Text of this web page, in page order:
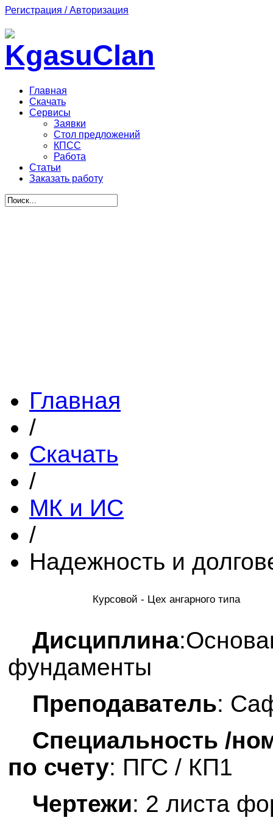
Регистрация / Авторизация
Главная
Скачать
Сервисы
Заявки
Стол предложений
КПСС
Работа
Статьи
Заказать работу
Главная
/
Скачать
/
МК и ИС
/
Надежность и
Курсовой - Цех ангарного типа
Дисциплина
фундаменты
Преподаватель:
Специальность /
по счету: ПГС / КП1
Чертежи: 2 листа